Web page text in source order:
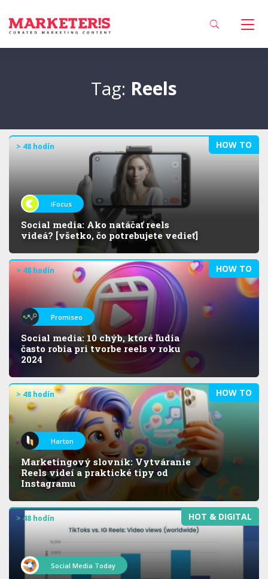
Tag: Reels
HOW TO
> 48 hodín
iFocus
Social media: Ako natáčať reels
videá? [všetko, čo potrebujete vedieť]
HOW TO
> 48 hodín
Promiseo
Social media: 10 chýb, ktoré ľudia
často robia pri tvorbe reels v roku
2024
HOW TO
> 48 hodín
Harton
Marketingový slovník: Vytváranie
Reels videí a praktické tipy od
Instagramu
HOT & DIGITAL
> 48 hodín
Social Media Today